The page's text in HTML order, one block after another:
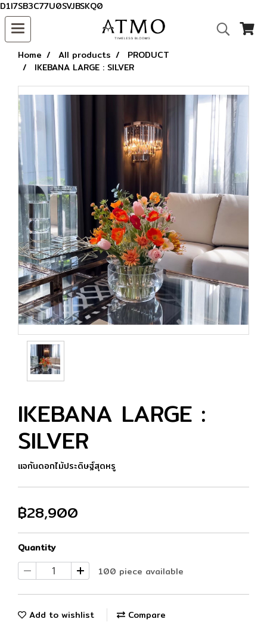
D1I7SB3C77U0SVJBSKQ0
Home All products
PRODUCT
IKEBANA LARGE : SILVER
IKEBANA LARGE :
SILVER
แจกันดอกไม้ประดิษฐ์สุดหรู
฿28,900
Quantity
100 piece available
Add to wishlist Compare